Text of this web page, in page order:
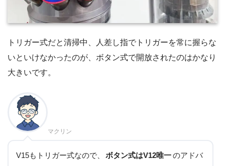
トリガー式だと清掃中、人差し指でトリガーを常に握らな
いといけなかったのが、ボタン式で開放されたのはかなり
大きいです。
マクリン
V15もトリガー式なので、 ボタン式はV12唯一のアドバ